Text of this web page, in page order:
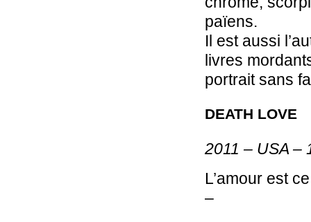
païens.
Il est aussi
livres
portrait sans
DEATH LOVE
2011 – USA –
L’amour est
–